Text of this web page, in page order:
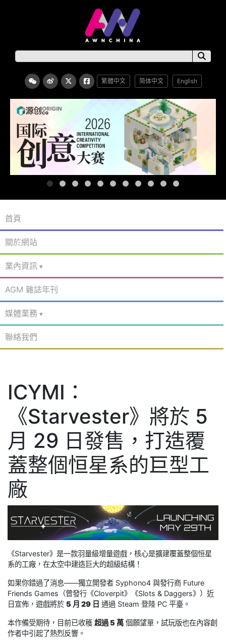
繁體中文 简体中文 English
首頁
關於網站
業內資訊
AGM 雜誌年刊
媒體業務
聯絡我們
ICYMI：
《Starvester》將於 5
月 29 日發售，打造覆
蓋整個恒星系的巨型工
廠
《Starvester》是一款羽量級增量遊戲，核心是擴建覆蓋整個恒星
系的工廠，在太空中建造巨大的超級結構！
如果你錯過了消息——獨立開發者 Syphono4 與發行商 Future
Friends Games（曾發行《Cloverpit》《Slots & Daggers》）近
日宣佈，遊戲將於 5 月 29 日 通過 Steam 登陸 PC 平臺。
本作備受期待，目前已收穫 超過 5 萬 個願望單，試玩版也在內容創
作者中引起了熱烈反響。